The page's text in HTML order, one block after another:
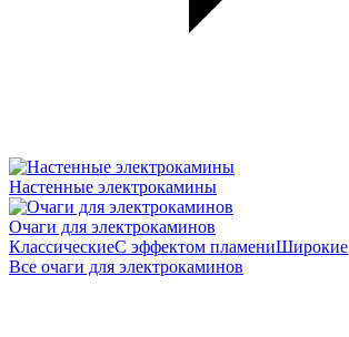
Настенные электрокамины
Очаги для электрокаминов
КлассическиеС эффектом пламениШирокие
Все очаги для электрокаминов